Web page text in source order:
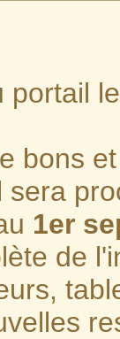
portail
bons
sera
1er
de